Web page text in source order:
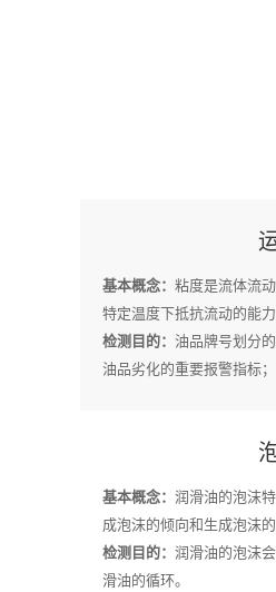
基本概念： 粘度是流体流
特定温度下抵抗流动的能力
检测目的： 油品牌号划分
油品劣化的重要报警指标
基本概念： 润滑油的泡沫
成泡沫的倾向和生成泡沫的
检测目的： 润滑油的泡沫
滑油的循环。